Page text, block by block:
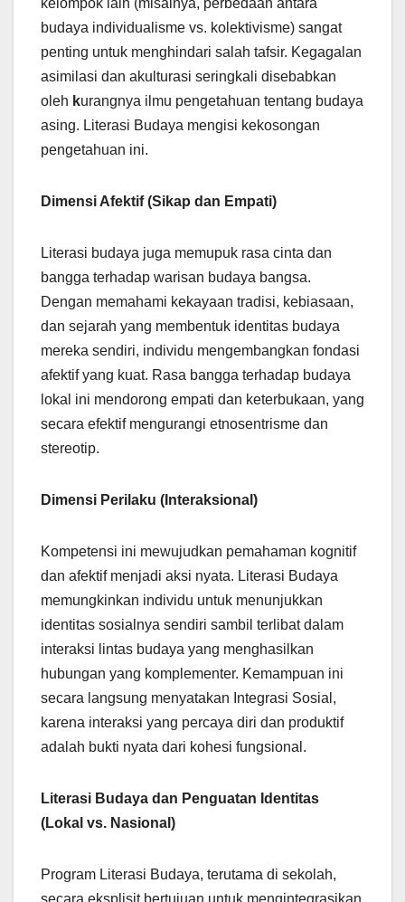
budaya individualisme vs. kolektivisme) sangat
penting untuk menghindari salah tafsir. Kegagalan
asimilasi dan akulturasi seringkali disebabkan
oleh kurangnya ilmu pengetahuan tentang budaya
asing. Literasi Budaya mengisi kekosongan
pengetahuan ini.
Dimensi Afektif (Sikap dan Empati)
Literasi budaya juga memupuk rasa cinta dan
bangga terhadap warisan budaya bangsa.
Dengan memahami kekayaan tradisi, kebiasaan,
dan sejarah yang membentuk identitas budaya
mereka sendiri, individu mengembangkan fondasi
afektif yang kuat. Rasa bangga terhadap budaya
lokal ini mendorong empati dan keterbukaan, yang
secara efektif mengurangi etnosentrisme dan
stereotip.
Dimensi Perilaku (Interaksional)
Kompetensi ini mewujudkan pemahaman kognitif
dan afektif menjadi aksi nyata. Literasi Budaya
memungkinkan individu untuk menunjukkan
identitas sosialnya sendiri sambil terlibat dalam
interaksi lintas budaya yang menghasilkan
hubungan yang komplementer. Kemampuan ini
secara langsung menyatakan Integrasi Sosial,
karena interaksi yang percaya diri dan produktif
adalah bukti nyata dari kohesi fungsional.
Literasi Budaya dan Penguatan Identitas
(Lokal vs. Nasional)
Program Literasi Budaya, terutama di sekolah,
secara eksplisit bertujuan untuk mengintegrasikan